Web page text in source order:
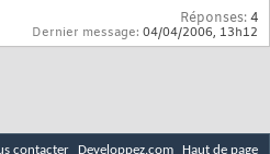
Réponses:4
Dernier message: 04/04/2006, 13h12
contacter Developpez.com Haut de page